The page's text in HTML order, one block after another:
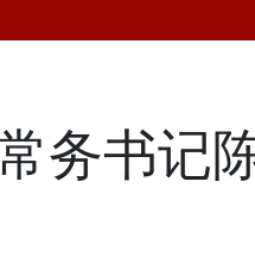
务书记